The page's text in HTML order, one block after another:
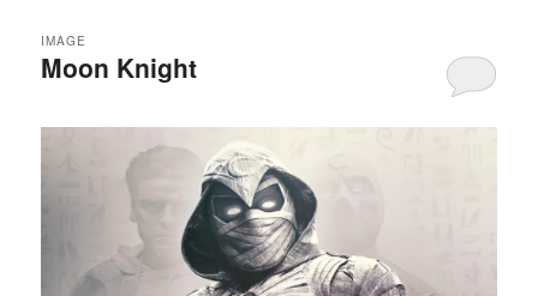
Moon Knight
IMAGE